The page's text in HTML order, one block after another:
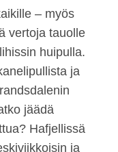
– myös
vertoja tauolle
huipulla.
ja
jäädä
Hafjellissä
ja